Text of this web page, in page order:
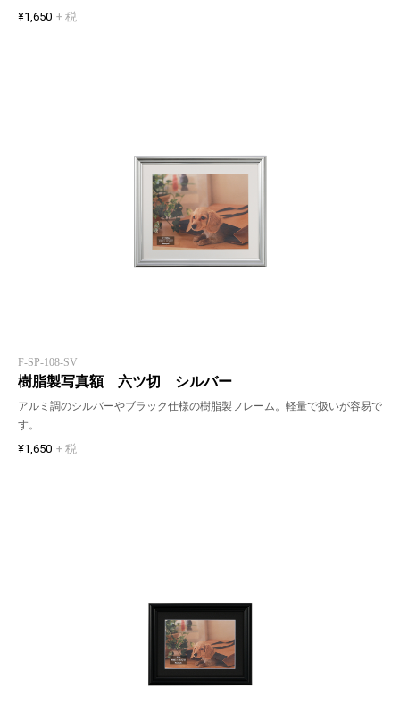
¥1,650 + 税
F-SP-108-SV
樹脂製写真額 六ツ切 シルバー
アルミ調のシルバーやブラック仕様の樹脂製フレーム。軽量で扱いが容易で
す。
¥1,650 + 税